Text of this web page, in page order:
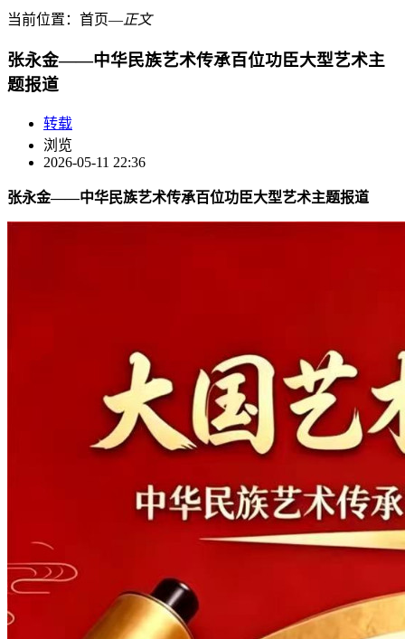
当前位置： 首页―正文
张永金——中华民族艺术传承百位功臣大型艺术主
题报道
转载
浏览
2026-05-11 22:36
张永金——中华民族艺术传承百位功臣大型艺术主题报道